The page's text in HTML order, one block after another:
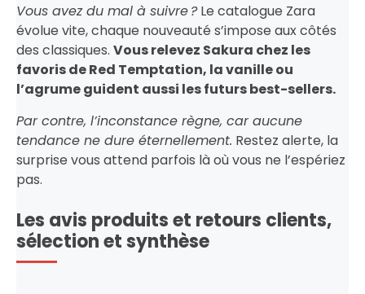
Vous avez du mal à suivre ?Le catalogue Zara
évolue vite, chaque nouveauté s’impose aux côtés
des classiques. Vous relevez Sakura chez les
favoris de Red Temptation, la vanille ou
l’agrume guident aussi les futurs best-sellers.
Par contre, l’inconstance règne, car aucune
tendance ne dure éternellement. Restez alerte, la
surprise vous attend parfois là où vous ne l’espériez
pas.
Les avis produits et retours clients,
sélection et synthèse